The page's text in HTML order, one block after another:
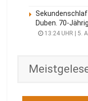
Duben. 70-
13:24 UHR | 5.